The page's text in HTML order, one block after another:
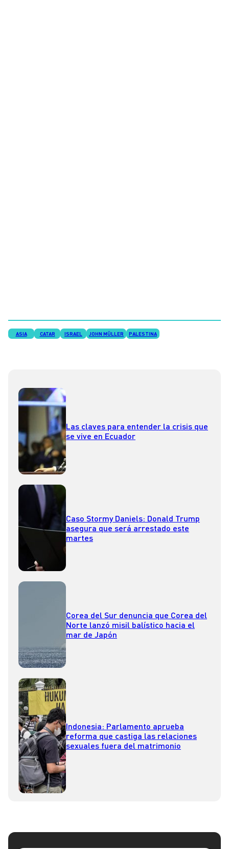
ASIA CATAR ISRAEL JOHN MÜLLER PALESTINA
Las claves para entender la crisis que
se vive en Ecuador
Caso Stormy Daniels: Donald Trump
asegura que será arrestado este
martes
Corea del Sur denuncia que Corea del
Norte lanzó misil balístico hacia el
mar de Japón
Indonesia: Parlamento aprueba
reforma que castiga las relaciones
sexuales fuera del matrimonio